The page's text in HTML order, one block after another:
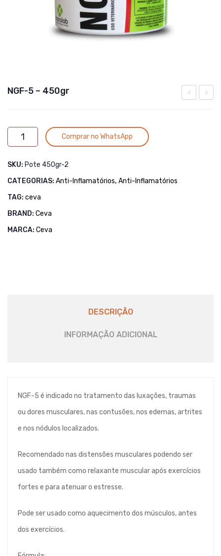
NGF-5 – 450gr
NGF-
5
450gr
quantidade
Comprar no WhatsApp
SKU: Pote 450gr-2
CATEGORIAS: Anti-Inflamatórios, Anti-Inflamatórios
TAG: ceva
BRAND: Ceva
MARCA: Ceva
DESCRIÇÃO
INFORMAÇÃO ADICIONAL
NGF-5 é indicado no tratamento das luxações, traumas
ou dores musculares, nas contusões, nos edemas, artrites
e nos nódulos localizados.
Recomendado nas distensões musculares podendo ser
usado também como relaxante muscular após exercícios
fortes e para atenuar o estresse.
Pode ser usado como aquecimento dos músculos, antes
dos exercícios.